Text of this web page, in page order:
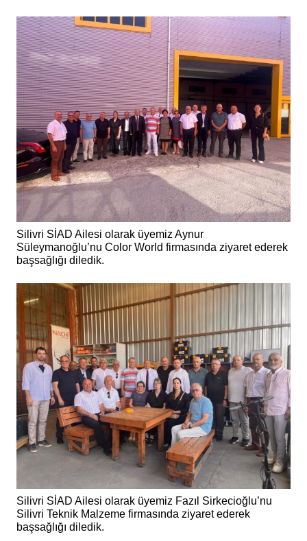
Silivri SİAD Ailesi olarak üyemiz Aynur
Süleymanoğlu’nu Color World firmasında ziyaret ederek
başsağlığı diledik.
Silivri SİAD Ailesi olarak üyemiz Fazıl Sirkecioğlu’nu
Silivri Teknik Malzeme firmasında ziyaret ederek
başsağlığı diledik.